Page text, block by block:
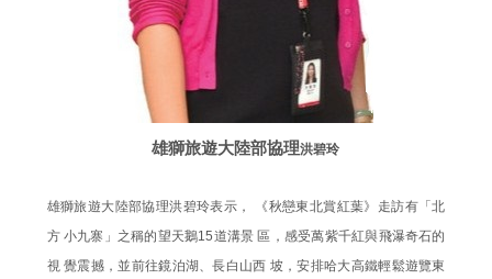
雄獅旅遊大陸部協理洪碧玲
雄獅旅遊大陸部協理洪碧玲表示， 《秋戀東北賞紅葉》走訪有「北
方 小九寨」之稱的望天鵝15道溝景 區，感受萬紫千紅與飛瀑奇石的
視 覺震撼，並前往鏡泊湖、長白山西 坡，安排哈大高鐵輕鬆遊覽東